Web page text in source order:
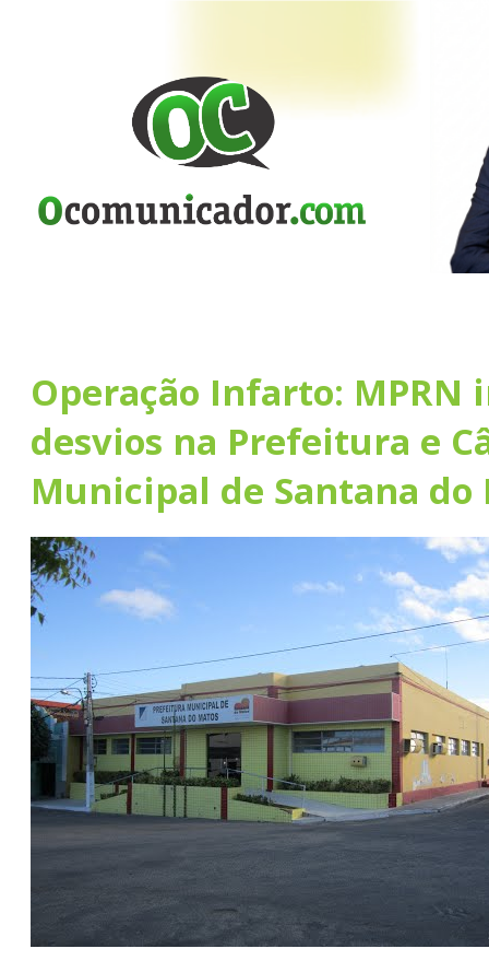
Operação Infarto: MPRN
desvios na Prefeitura e
Municipal de Santana do